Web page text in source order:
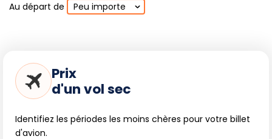
Au départ de Peu importe
Prix
d'un vol sec
Identifiez les périodes les moins chères pour votre billet
d'avion.